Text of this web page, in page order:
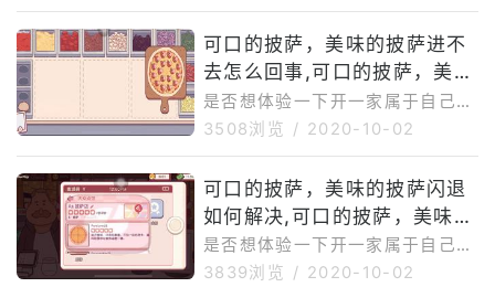
可口的披萨，美味的披萨进不
去怎么回事,可口的披萨，美味
的披萨为啥玩不了
是否想体验一下开一家属于自己的
披萨店的感觉 ？TapBlaze的最新
满足顾客的披萨订单。 尽
3508浏览 / 2020-10-02
可口的披萨，美味的披萨闪退
如何解决,可口的披萨，美味的
披萨卡在登录界面进不去
是否想体验一下开一家属于自己的
披萨店的感觉 ？TapBlaze的最新
3839浏览 / 2020-10-02